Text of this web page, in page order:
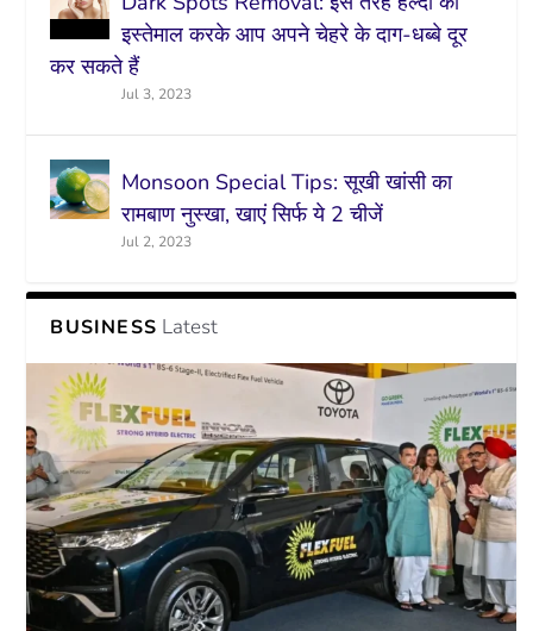
इस्तेमाल करके आप अपने चेहरे के दाग-धब्बे दूर
कर सकते हैं
Jul 3, 2023
Monsoon Special Tips: सूखी खांसी का
रामबाण नुस्खा, खाएं सिर्फ ये 2 चीजें
Jul 2, 2023
BUSINESS Latest